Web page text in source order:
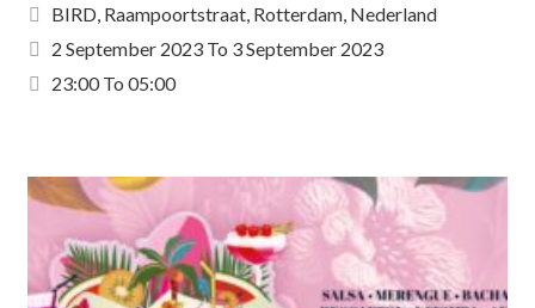
BIRD, Raampoortstraat, Rotterdam, Nederland
2 September 2023 To 3 September 2023
23:00 To 05:00